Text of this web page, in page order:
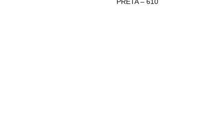
PRETA – 610